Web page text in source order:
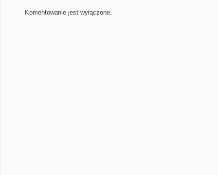
Komentowanie jest wyłączone.